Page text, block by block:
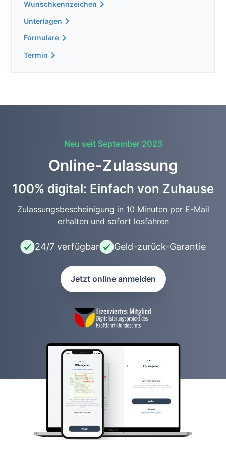
Wunschkennzeichen
Unterlagen
Formulare
Termin
Neu seit September 2023
Online-Zulassung
100% digital: Einfach von Zuhause
Zulassungsbescheinigung in 10 Minuten per E-Mail
erhalten und sofort losfahren
24/7 verfügbar Geld-zurück-Garantie
Jetzt online anmelden